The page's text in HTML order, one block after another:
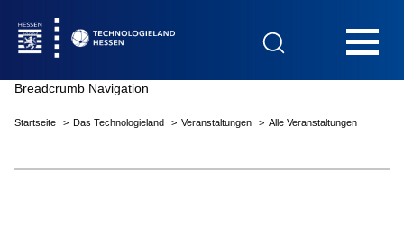
Breadcrumb Navigation
Startseite Das Technologieland Veranstaltungen Alle Veranstaltungen